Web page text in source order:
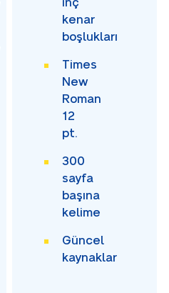
kenar
boşlukları
Times
New
Roman
12
pt.
300
sayfa
başına
kelime
Güncel
kaynaklar